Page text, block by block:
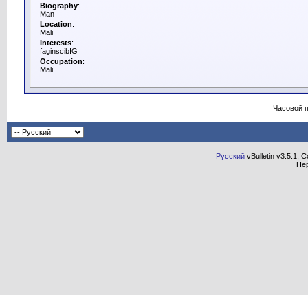
Biography:
Man
Location:
Mali
Interests:
faginscibIG
Occupation:
Mali
Часовой
Русский vBulletin v3.5.1,